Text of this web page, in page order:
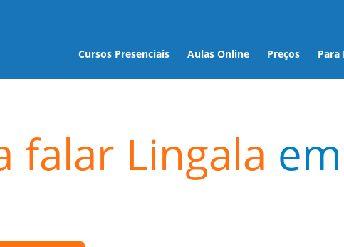
Cursos Presenciais Aulas Online Preços Para
falar Lingala em